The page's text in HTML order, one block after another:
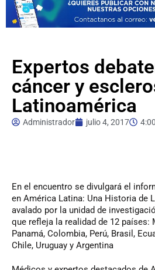
Expertos
cáncer y
Latinoamérica
Administrador julio 4, 2017
En el encuentro se divulgará el
en América Latina: Una Historia de
avalado por la unidad de
que refleja la realidad de 12 países:
Panamá, Colombia, Perú, Brasil,
Chile, Uruguay y Argentina